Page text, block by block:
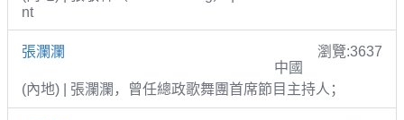
nt
張瀾瀾
瀏覽:3637
中國
(內地) | 張瀾瀾，曾任總政歌舞團首席節目主持人；